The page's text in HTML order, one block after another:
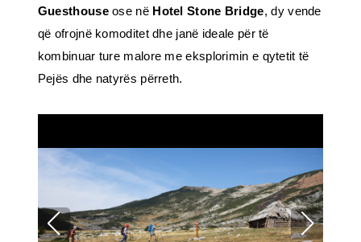
Guesthouseose në Hotel Stone Bridge, dy vende
që ofrojnë komoditet dhe janë ideale për të
kombinuar ture malore me eksplorimin e qytetit të
Pejës dhe natyrës përreth.